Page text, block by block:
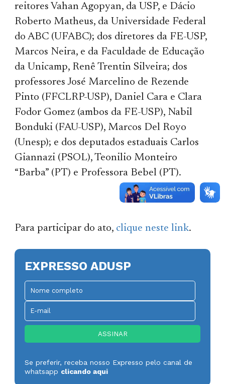
reitores Vahan Agopyan, da USP, e Dácio
Roberto Matheus, da Universidade Federal
do ABC (UFABC); dos diretores da FE-USP,
Marcos Neira, e da Faculdade de Educação
da Unicamp, Renê Trentin Silveira; dos
professores José Marcelino de Rezende
Pinto (FFCLRP-USP), Daniel Cara e Clara
Fodor Gomez (ambos da FE-USP), Nabil
Bonduki (FAU-USP), Marcos Del Royo
(Unesp); e dos deputados estaduais Carlos
Giannazi (PSOL), Teonilio Monteiro
“Barba” (PT) e Professora Bebel (PT).
Para participar do ato, clique neste link.
EXPRESSO ADUSP
Se preferir, receba nosso Expresso pelo canal de
whatsapp clicando aqui